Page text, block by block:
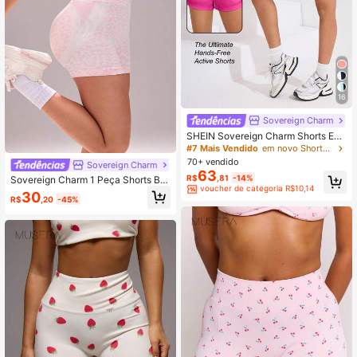
Sovereign Charm
Sovereign Charm 1 Peça Shorts Bá
sicos Sem Costura Resistentes à U
midade com Estampa de Onça e Co
itness/Yoga
R$30 ,20 -45%
16
Sovereign Charm
SHEIN Sovereign Charm Shorts Esp
ortivos de Cintura Larga com Dupla
Camada em Cor Sólida
#7 Mais Vendido
em novo Shorts esportivos femininos
70+ vendido
R$63 ,81 -14%
voucher de categoria R$10,14